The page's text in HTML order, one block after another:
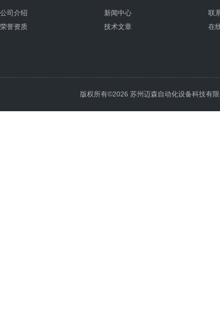
公司介绍
荣誉资质
新闻中心
技术文章
联
在
版权所有©2026 苏州迈森自动化设备科技有